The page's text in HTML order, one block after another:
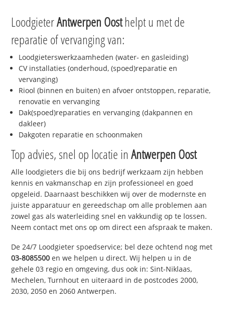
LoodgieterAntwerpen Oosthelpt u met de
reparatie of vervanging van:
Loodgieterswerkzaamheden (water- en gasleiding)
CV installaties (onderhoud, (spoed)reparatie en
vervanging)
Riool (binnen en buiten) en afvoer ontstoppen, reparatie,
renovatie en vervanging
Dak(spoed)reparaties en vervanging (dakpannen en
dakleer)
Dakgoten reparatie en schoonmaken
Top advies, snel op locatie inAntwerpen Oost
Alle loodgieters die bij ons bedrijf werkzaam zijn hebben
kennis en vakmanschap en zijn professioneel en goed
opgeleid. Daarnaast beschikken wij over de modernste en
juiste apparatuur en gereedschap om alle problemen aan
zowel gas als waterleiding snel en vakkundig op te lossen.
Neem contact met ons op om direct een afspraak te maken.
De 24/7 Loodgieter spoedservice; bel deze ochtend nog met
03-8085500 en we helpen u direct. Wij helpen u in de
gehele 03 regio en omgeving, dus ook in: Sint-Niklaas,
Mechelen, Turnhout en uiteraard in de postcodes 2000,
2030, 2050 en 2060 Antwerpen.